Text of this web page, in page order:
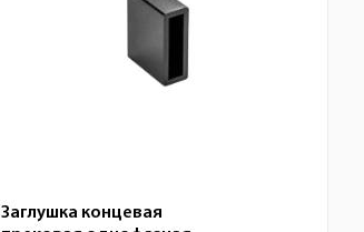
Заглушка концевая